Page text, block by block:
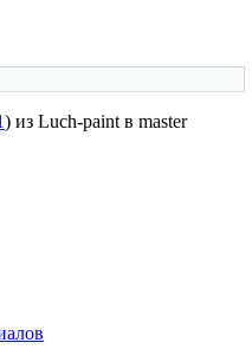
) из Luch-paint в master